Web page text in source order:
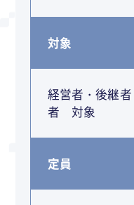
対象
経営者・後継
者 対象
定員